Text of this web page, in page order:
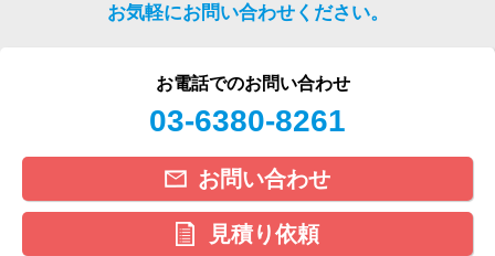
お気軽にお問い合わせください。
お電話でのお問い合わせ
03-6380-8261
お問い合わせ
見積り依頼